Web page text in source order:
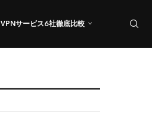
VPNサービス6社徹底比較